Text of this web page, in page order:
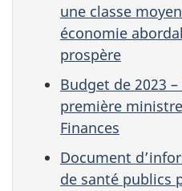
une classe
économie
prospère
Budget de 2023
première
Finances
Document
de santé publics